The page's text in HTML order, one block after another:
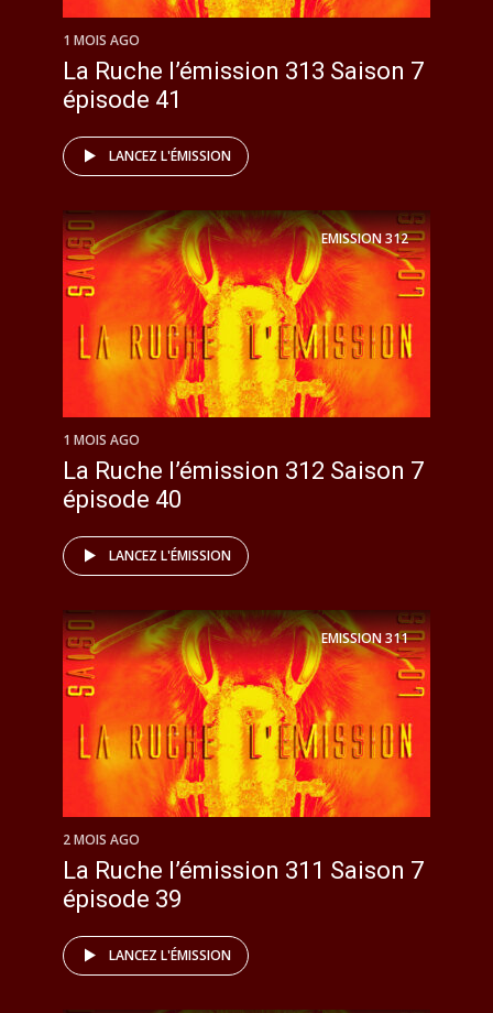
1 MOIS AGO
La Ruche l’émission 313 Saison 7
épisode 41
LANCEZ L'ÉMISSION
EMISSION312
1 MOIS AGO
La Ruche l’émission 312 Saison 7
épisode 40
LANCEZ L'ÉMISSION
EMISSION311
2 MOIS AGO
La Ruche l’émission 311 Saison 7
épisode 39
LANCEZ L'ÉMISSION